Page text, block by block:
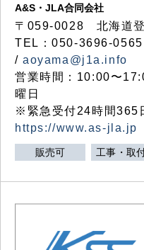
A&S・JLA合同会社
〒 059-0028 北海道
TEL：050-3696-
/aoyama@j1a.info
営業時間：10:00〜
曜日
※緊急受付24時間365
https://www.as-jla.jp
販売可 工事・取